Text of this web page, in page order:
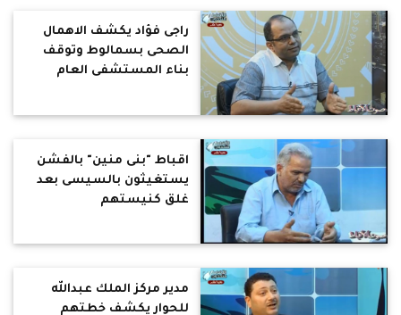
راجى فؤاد يكشف الاهمال
الصحى بسمالوط وتوقف
بناء المستشفى العام
اقباط "بنى منين" بالفشن
يستغيثون بالسيسى بعد
غلق كنيستهم
مدير مركز الملك عبدالله
للحوار يكشف خطتهم